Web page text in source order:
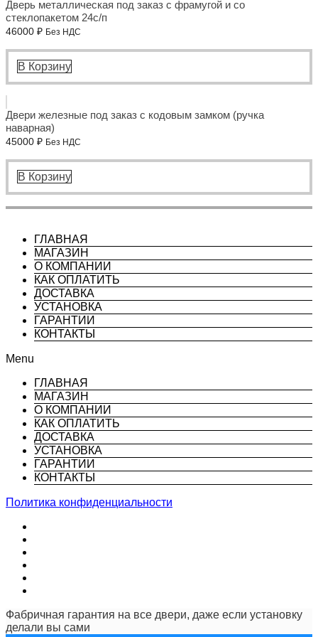
Дверь металлическая под заказ с фрамугой и со
стеклопакетом 24с/п
46000 ₽ Без НДС
В Корзину
Двери железные под заказ с кодовым замком (ручка
наварная)
45000 ₽ Без НДС
В Корзину
ГЛАВНАЯ
МАГАЗИН
О КОМПАНИИ
КАК ОПЛАТИТЬ
ДОСТАВКА
УСТАНОВКА
ГАРАНТИИ
КОНТАКТЫ
Menu
ГЛАВНАЯ
МАГАЗИН
О КОМПАНИИ
КАК ОПЛАТИТЬ
ДОСТАВКА
УСТАНОВКА
ГАРАНТИИ
КОНТАКТЫ
Политика конфиденциальности
Фабричная гарантия на все двери, даже если установку
делали вы сами